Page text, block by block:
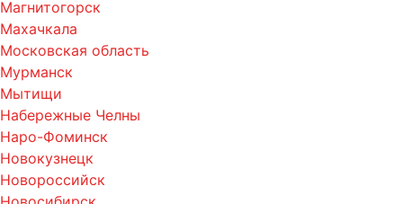
Магнитогорск
Махачкала
Московская область
Мурманск
Мытищи
Набережные Челны
Наро-Фоминск
Новокузнецк
Новороссийск